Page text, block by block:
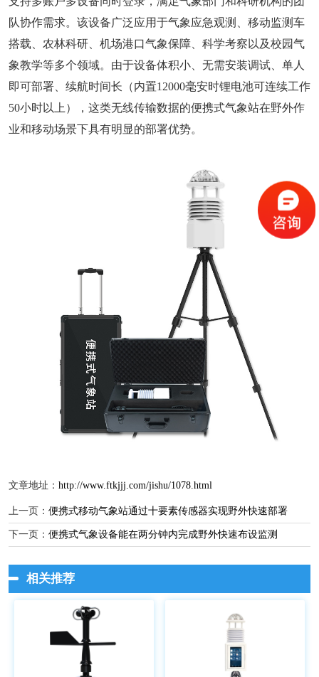
队协作需求。该设备广泛应用于气象应急观测、移动监测车
搭载、农林科研、机场港口气象保障、科学考察以及校园气
象教学等多个领域。由于设备体积小、无需安装调试、单人
即可部署、续航时间长（内置12000毫安时锂电池可连续工作
50小时以上），这类无线传输数据的便携式气象站在野外作
业和移动场景下具有明显的部署优势。
文章地址： http://www.ftkjjj.com/jishu/1078.html
上一页： 便携式移动气象站通过十要素传感器实现野外快速部署
下一页： 便携式气象设备能在两分钟内完成野外快速布设监测
相关推荐